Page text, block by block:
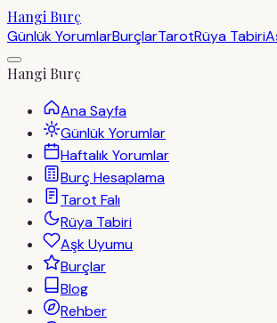
Hangi Burç
Günlük YorumlarBurçlarTarotRüya Tabiri
Hangi Burç
Ana Sayfa
Günlük Yorumlar
Haftalık Yorumlar
Burç Hesaplama
Tarot Falı
Rüya Tabiri
Aşk Uyumu
Burçlar
Blog
Rehber